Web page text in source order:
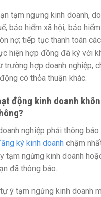
tạm ngưng kinh doanh,
bảo hiểm xã hội, bảo
nợ; tiếp tục thanh toán
hiện hợp đồng đã ký với
hợp doanh nghiệp,
có thỏa thuận khác.
động kinh doanh
nghiệp phải thông báo
ký kinh doanh chậm
tạm ngừng kinh doanh
đã thông báo.
ý tạm ngừng kinh doanh